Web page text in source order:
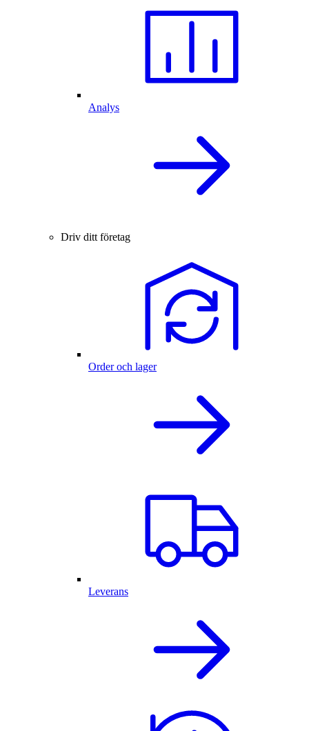
Analys
Driv ditt företag
Order och lager
Leverans